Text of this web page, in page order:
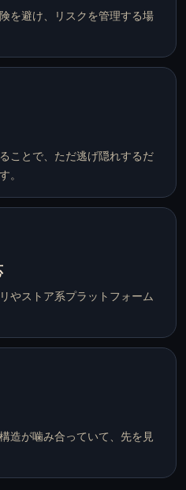
を避け、リスクを管理する場
ことで、ただ逃げ隠れするだ
。
やストア系プラットフォーム
造が噛み合っていて、先を見